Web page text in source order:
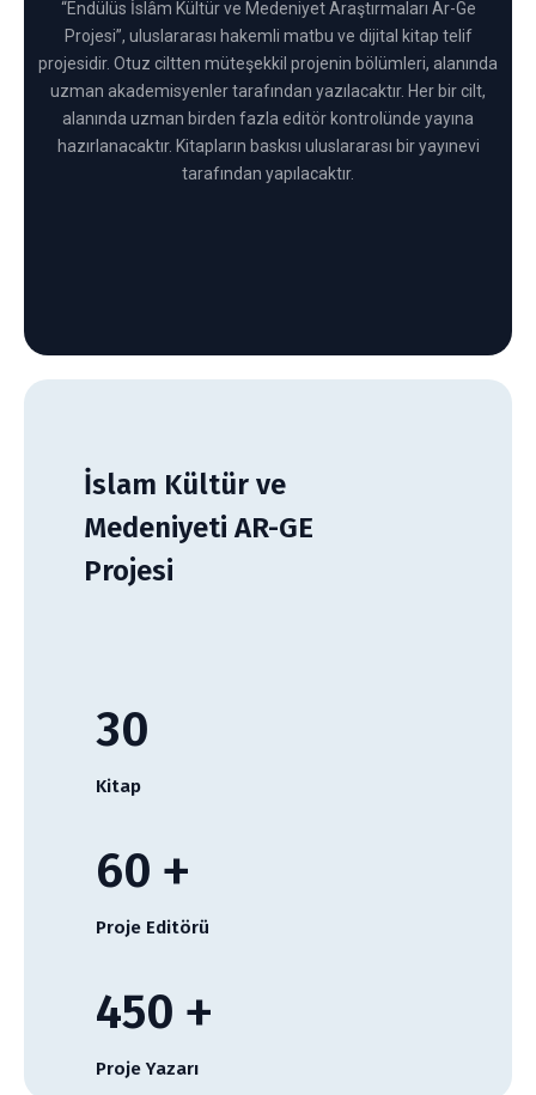
“Endülüs İslâm Kültür ve Medeniyet Araştırmaları Ar-Ge
Projesi”, uluslararası hakemli matbu ve dijital kitap telif
projesidir. Otuz ciltten müteşekkil projenin bölümleri, alanında
uzman akademisyenler tarafından yazılacaktır. Her bir cilt,
alanında uzman birden fazla editör kontrolünde yayına
hazırlanacaktır. Kitapların baskısı uluslararası bir yayınevi
tarafından yapılacaktır.
İslam Kültür ve
Medeniyeti AR-GE
Projesi
30
Kitap
60 +
Proje Editörü
450 +
Proje Yazarı